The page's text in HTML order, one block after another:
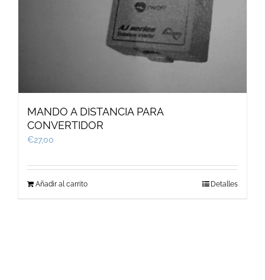
MANDO A DISTANCIA PARA
CONVERTIDOR
€27,00
Añadir al carrito Detalles